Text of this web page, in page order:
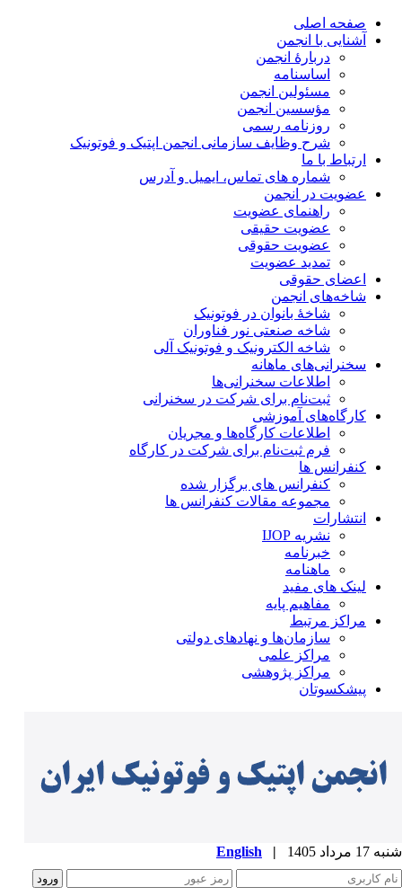
صفحه اصلی
آشنایی با انجمن
دربارۀ انجمن
اساسنامه
مسئولین انجمن
مؤسسین انجمن
روزنامه رسمی
شرح وظایف سازمانی انجمن اپتیک و فوتونیک
ارتباط با ما
شماره های تماس، ایمیل و آدرس
عضویت در انجمن
راهنمای عضویت
عضویت حقیقی
عضویت حقوقی
تمدید عضویت
اعضای حقوقی
شاخه‌های انجمن
شاخۀ بانوان در فوتونیک
شاخه صنعتی نور فناوران
شاخه‌ الکترونیک و فوتونیک آلی
سخنرانی‌های ماهانه
اطلاعات سخنرانی‌‌ها
ثبت‌نام برای شرکت در سخنرانی
کارگاه‌های آموزشی
اطلاعات کارگاه‌ها و مجریان
فرم ثبت‌نام برای شرکت در کارگاه
کنفرانس ها
کنفرانس های برگزار شده
مجموعه مقالات کنفرانس ها
انتشارات
نشریه IJOP
خبرنامه
ماهنامه
لینک های مفید
مفاهیم پایه
مراکز مرتبط
سازمان‌ها و نهادهای دولتی
مراکز علمی
مراکز پژوهشی
پیشکسوتان
مرداد 1405 |
English